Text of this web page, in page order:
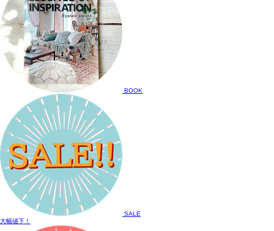
BOOK
SALE
大幅値下！